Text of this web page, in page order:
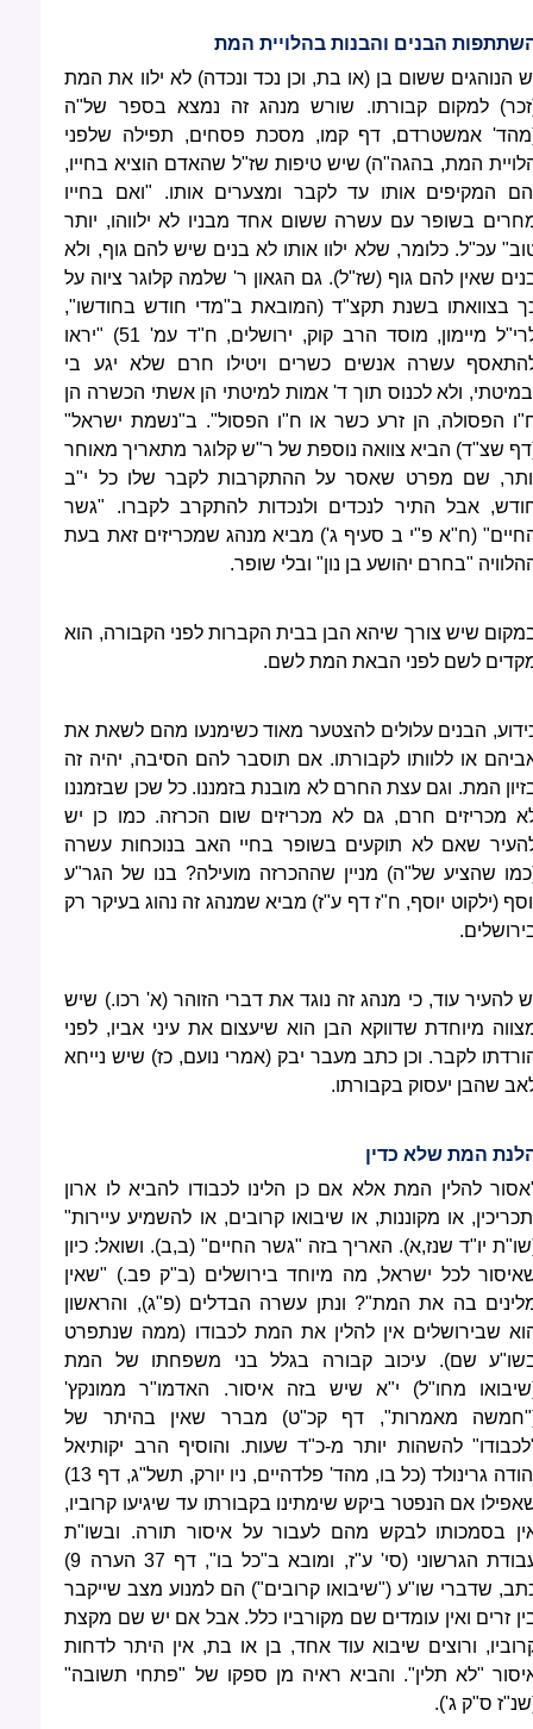
הבנים והבנות בהלויית המת
הנוהגים ששום בן (או בת, וכן נכד ונכדה) לא ילוו את המת
למקום קבורתו. שורש מנהג זה נמצא בספר של"ה
אמשטרדם, דף קמו, מסכת פסחים, תפילה שלפני
המת, בהגה"ה) שיש טיפות שז"ל שהאדם הוציא בחייו,
המקיפים אותו עד לקבר ומצערים אותו. "ואם בחייו
בשופר עם עשרה ששום אחד מבניו לא ילווהו, יותר
עכ"ל. כלומר, שלא ילוו אותו לא בנים שיש להם גוף, ולא
שאין להם גוף (שז"ל). גם הגאון ר' שלמה קלוגר ציוה על
בצוואתו בשנת תקצ"ד (המובאת ב"מדי חודש בחודשו",
לרי"ל מיימון, מוסד הרב קוק, ירושלים, ח"ד עמ' 51) "יראו
עשרה אנשים כשרים ויטילו חרם שלא יגע בי
ולא לכנוס תוך ד' אמות למיטתי הן אשתי הכשרה הן
הפסולה, הן זרע כשר או ח"ו הפסול". ב"נשמת ישראל"
שצ"ד) הביא צוואה נוספת של ר"ש קלוגר מתאריך מאוחר
שם מפרט שאסר על ההתקרבות לקבר שלו כל י"ב
אבל התיר לנכדים ולנכדות להתקרב לקברו. "גשר
(ח"א פ"י ב סעיף ג') מביא מנהג שמכריזים זאת בעת
"בחרם יהושע בן נון" ובלי שופר.
שיש צורך שיהא הבן בבית הקברות לפני הקבורה, הוא
לשם לפני הבאת המת לשם.
הבנים עלולים להצטער מאוד כשימנעו מהם לשאת את
או ללוותו לקבורתו. אם תוסבר להם הסיבה, יהיה זה
המת. וגם עצת החרם לא מובנת בזמננו. כל שכן שבזמננו
מכריזים חרם, גם לא מכריזים שום הכרזה. כמו כן יש
שאם לא תוקעים בשופר בחיי האב בנוכחות עשרה
שהציע של"ה) מניין שההכרזה מועילה? בנו של הגר"ע
(ילקוט יוסף, ח"ז דף ע"ז) מביא שמנהג זה נהוג בעיקר רק
להעיר עוד, כי מנהג זה נוגד את דברי הזוהר (א' רכו.) שיש
מיוחדת שדווקא הבן הוא שיעצום את עיני אביו, לפני
לקבר. וכן כתב מעבר יבק (אמרי נועם, כז) שיש נייחא
שהבן יעסוק בקבורתו.
המת שלא כדין
להלין המת אלא אם כן הלינו לכבודו להביא לו ארון
או מקוננות, או שיבואו קרובים, או להשמיע עיירות"
יו"ד שנז,א). האריך בזה "גשר החיים" (ב,ב). ושואל: כיון
לכל ישראל, מה מיוחד בירושלים (ב"ק פב.) "שאין
בה את המת"? ונתן עשרה הבדלים (פ"ג), והראשון
שבירושלים אין להלין את המת לכבודו (ממה שנתפרט
שם). עיכוב קבורה בגלל בני משפחתו של המת
מחו"ל) י"א שיש בזה איסור. האדמו"ר ממונקץ'
מאמרות", דף קכ"ט) מברר שאין בהיתר של
להשהות יותר מ-כ"ד שעות. והוסיף הרב יקותיאל
יהודה גרינולד (כל בו, מהד' פלדהיים, ניו יורק, תשל"ג, דף 13)
אם הנפטר ביקש שימתינו בקבורתו עד שיגיעו קרוביו,
בסמכותו לבקש מהם לעבור על איסור תורה. ובשו"ת
עבודת הגרשוני (סי' ע"ז, ומובא ב"כל בו", דף 37 הערה 9)
שדברי שו"ע ("שיבואו קרובים") הם למנוע מצב שייקבר
זרים ואין עומדים שם מקורביו כלל. אבל אם יש שם מקצת
ורוצים שיבוא עוד אחד, בן או בת, אין היתר לדחות
"לא תלין". והביא ראיה מן ספקו של "פתחי תשובה"
ס"ק ג').